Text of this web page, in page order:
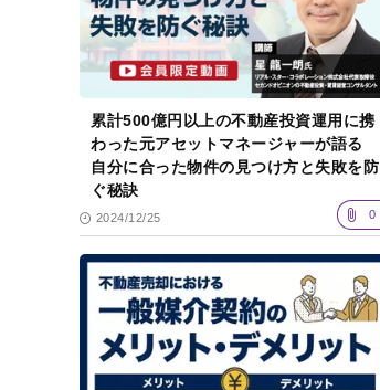
累計500億円以上の不動産投資運用に携
わった元アセットマネージャーが語る
自分に合った物件の見つけ方と失敗を防
ぐ秘訣
2024/12/25 0